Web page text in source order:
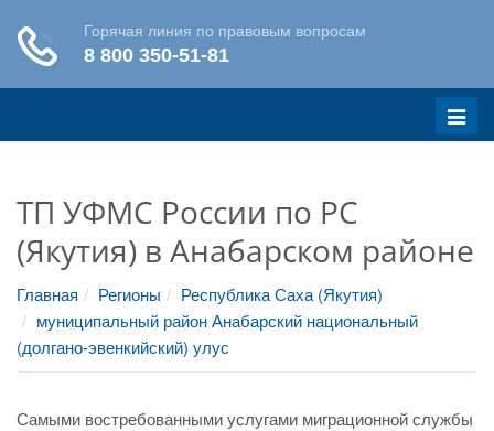
Меню
ТП УФМС России по РС
(Якутия) в Анабарском районе
Главная Регионы
Республика Саха (Якутия)
муниципальный район Анабарский национальный
(долгано-эвенкийский) улус
Самыми востребованными услугами миграционной службы